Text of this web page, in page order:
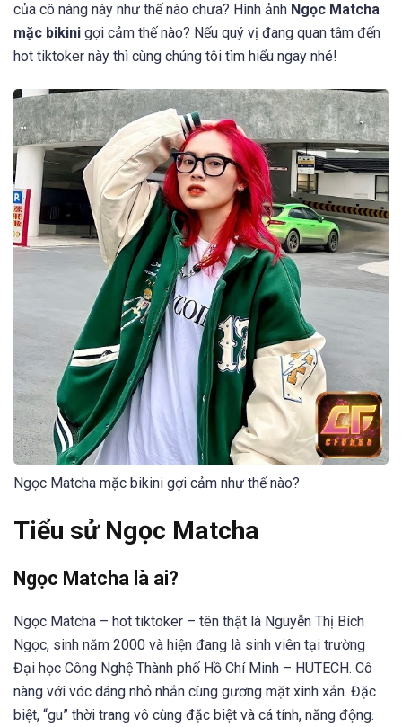
của cô nàng này như thế nào chưa? Hình ảnh Ngọc Matcha
mặc bikini gợi cảm thế nào? Nếu quý vị đang quan tâm đến
hot tiktoker này thì cùng chúng tôi tìm hiểu ngay nhé!
Ngọc Matcha mặc bikini gợi cảm như thế nào?
Tiểu sử Ngọc Matcha
Ngọc Matcha là ai?
Ngọc Matcha – hot tiktoker – tên thật là Nguyễn Thị Bích
Ngọc, sinh năm 2000 và hiện đang là sinh viên tại trường
Đại học Công Nghệ Thành phố Hồ Chí Minh – HUTECH. Cô
nàng với vóc dáng nhỏ nhắn cùng gương mặt xinh xắn. Đặc
biệt, “gu” thời trang vô cùng đặc biệt và cá tính, năng động.